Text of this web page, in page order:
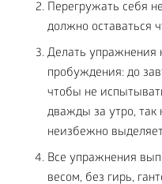
Перегружать себя
должно оставаться
Делать упражнения
пробуждения: до
чтобы не
дважды за утро, так
неизбежно
Все упражнения
весом, без гирь,